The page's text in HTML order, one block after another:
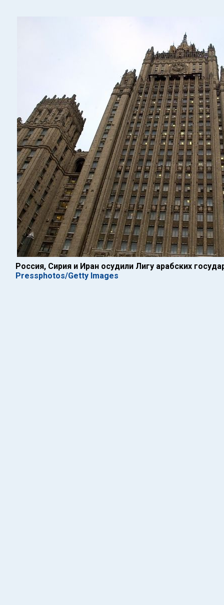
Россия, Сирия и Иран осудили Лигу арабских
Pressphotos/Getty Images